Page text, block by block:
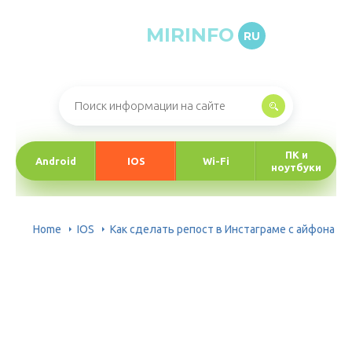
MIRINFO RU
Android IOS Wi-Fi
ПК и
ноутбуки
Home IOS Как сделать репост в Инстаграме с айфона